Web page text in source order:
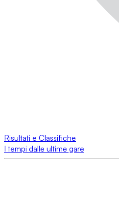
Risultati e Classifiche
I tempi dalle ultime gare